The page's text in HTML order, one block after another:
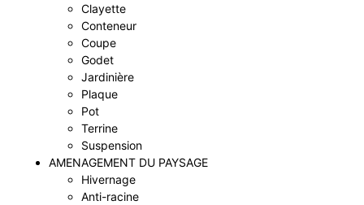
Clayette
Conteneur
Coupe
Godet
Jardinière
Plaque
Pot
Terrine
Suspension
AMENAGEMENT DU PAYSAGE
Hivernage
Anti-racine